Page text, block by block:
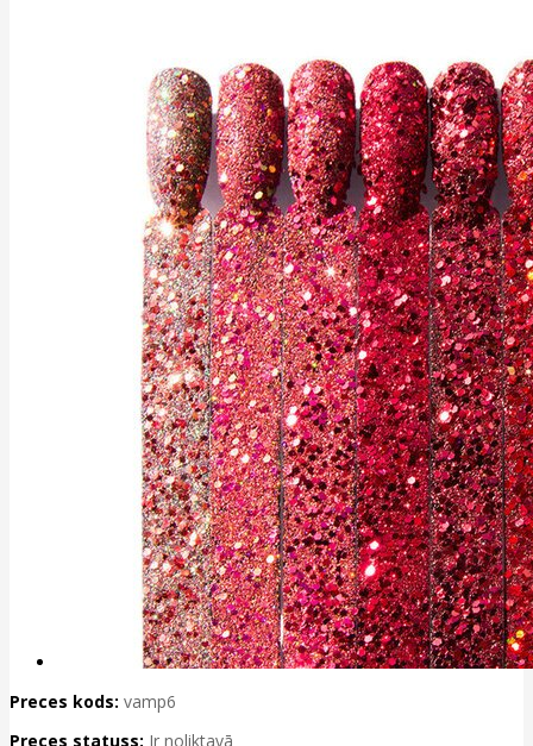
Preces kods: vamp6
Preces statuss: Ir noliktavā